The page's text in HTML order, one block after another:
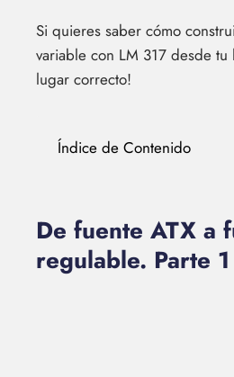
Si quieres saber cómo
variable con LM 317 desde tu
lugar correcto!
Índice de Contenido
De fuente ATX a
regulable. Parte 1